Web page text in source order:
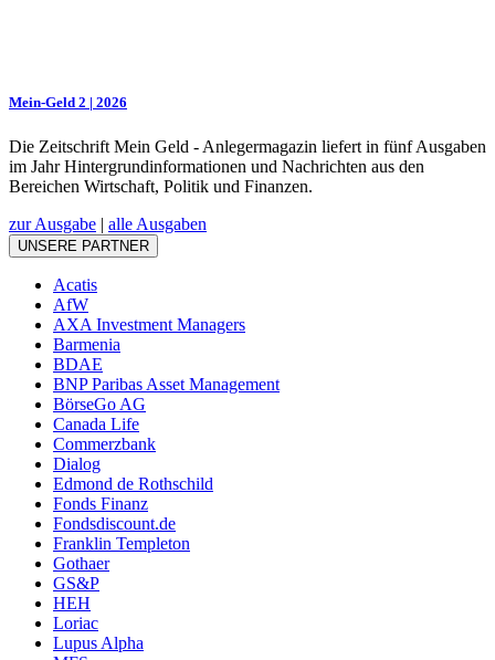
Mein-Geld 2 | 2026
Die Zeitschrift Mein Geld - Anlegermagazin liefert in fünf Ausgaben
im Jahr Hintergrundinformationen und Nachrichten aus den
Bereichen Wirtschaft, Politik und Finanzen.
zur Ausgabe | alle Ausgaben
UNSERE PARTNER
Acatis
AfW
AXA Investment Managers
Barmenia
BDAE
BNP Paribas Asset Management
BörseGo AG
Canada Life
Commerzbank
Dialog
Edmond de Rothschild
Fonds Finanz
Fondsdiscount.de
Franklin Templeton
Gothaer
GS&P
HEH
Loriac
Lupus Alpha